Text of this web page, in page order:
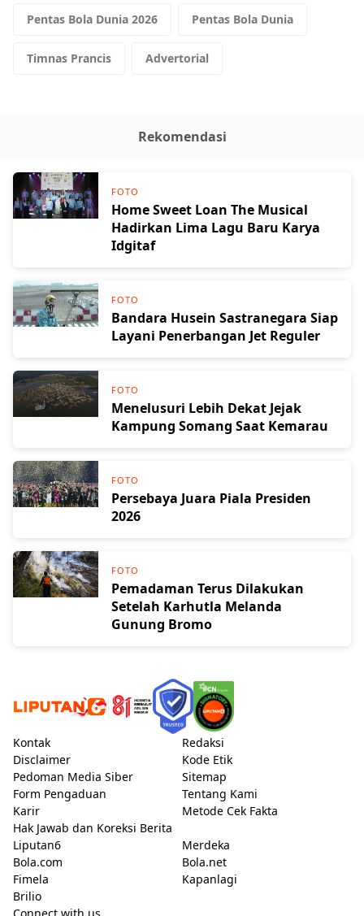
Pentas Bola Dunia 2026 Pentas Bola Dunia
Timnas Prancis Advertorial
Rekomendasi
FOTO
Home Sweet Loan The Musical
Hadirkan Lima Lagu Baru Karya
Idgitaf
FOTO
Bandara Husein Sastranegara Siap
Layani Penerbangan Jet Reguler
FOTO
Menelusuri Lebih Dekat Jejak
Kampung Somang Saat Kemarau
FOTO
Persebaya Juara Piala Presiden
2026
FOTO
Pemadaman Terus Dilakukan
Setelah Karhutla Melanda
Gunung Bromo
Kontak
Redaksi
Disclaimer
Kode Etik
Pedoman Media Siber
Sitemap
Form Pengaduan
Tentang Kami
Karir
Metode Cek Fakta
Hak Jawab dan Koreksi Berita
Liputan6
Merdeka
Bola.com
Bola.net
Fimela
Kapanlagi
Brilio